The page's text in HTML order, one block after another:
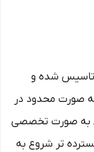
آلمان تاسیس شده و
فعالیت آن تا قبل از سال 1987 به صورت محدود در
آن به صورت تخصصی
تر شروع به